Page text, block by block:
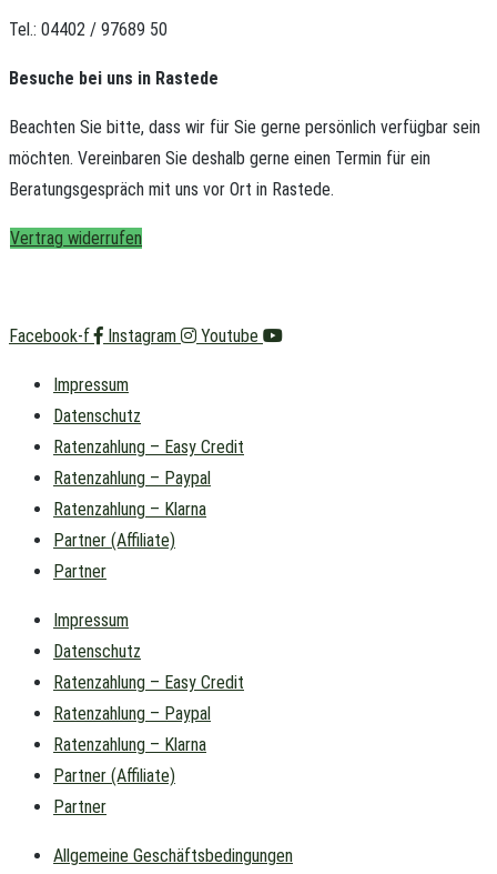
Tel.: 04402 / 97689 50
Besuche bei uns in Rastede
Beachten Sie bitte, dass wir für Sie gerne persönlich verfügbar sein
möchten. Vereinbaren Sie deshalb gerne einen Termin für ein
Beratungsgespräch mit uns vor Ort in Rastede.
Vertrag widerrufen
Facebook-f Instagram Youtube
Impressum
Datenschutz
Ratenzahlung – Easy Credit
Ratenzahlung – Paypal
Ratenzahlung – Klarna
Partner (Affiliate)
Partner
Impressum
Datenschutz
Ratenzahlung – Easy Credit
Ratenzahlung – Paypal
Ratenzahlung – Klarna
Partner (Affiliate)
Partner
Allgemeine Geschäftsbedingungen